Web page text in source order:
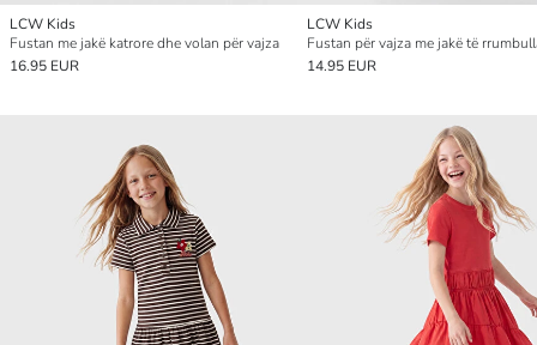
LCW Kids
Fustan me jakë katrore dhe volan për vajza
16.95 EUR
LCW Kids
Fustan për vajza me jakë të
14.95 EUR